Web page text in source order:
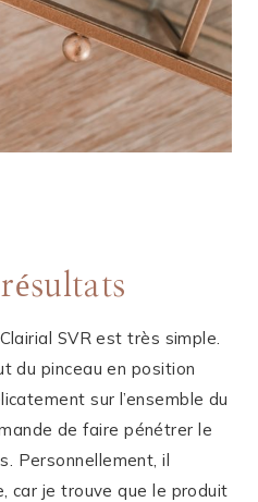
SVR est très simple.
du pinceau en position
sur l’ensemble du
de faire pénétrer le
Personnellement, il
car je trouve que le produit